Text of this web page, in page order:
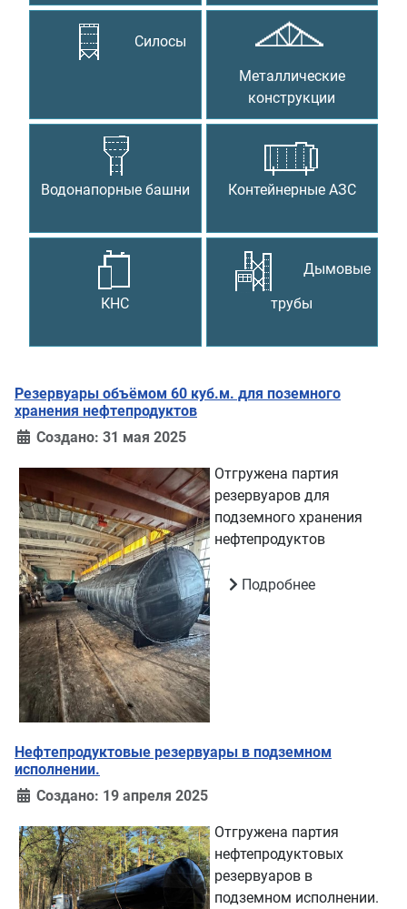
Силосы
Металлические
конструкции
Водонапорные башни Контейнерные АЗС
КНС
Дымовые
трубы
Резервуары объёмом 60 куб.м. для поземного
хранения нефтепродуктов
Создано: 31 мая 2025
Отгружена партия
резервуаров для
подземного хранения
нефтепродуктов
Подробнее
Нефтепродуктовые резервуары в подземном
исполнении.
Создано: 19 апреля 2025
Отгружена партия
нефтепродуктовых
резервуаров в
подземном исполнении.